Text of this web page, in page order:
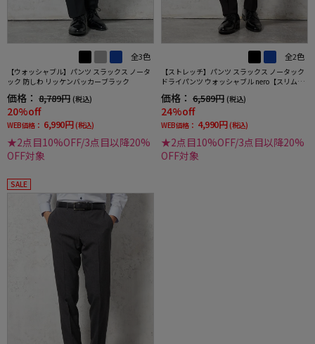
全3色
【ウォッシャブル】パンツ スラックス ノータ
ック 防しわ リッケンバッカーブラック
価格： 8,789円 (税込)
20%off
WEB価格： 6,990円 (税込)
★2点目10%OFF/3点目以降20%
OFF対象
全2色
【ストレッチ】パンツ スラックス ノータック
ドライパンツ ウォッシャブル nero【スリムデ
価格： 6,589円 (税込)
24%off
WEB価格： 4,990円 (税込)
★2点目10%OFF/3点目以降20%
OFF対象
SALE